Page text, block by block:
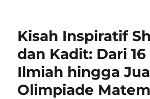
Kisah Inspiratif
dan Kadit: Dari
Ilmiah hingga
Olimpiade